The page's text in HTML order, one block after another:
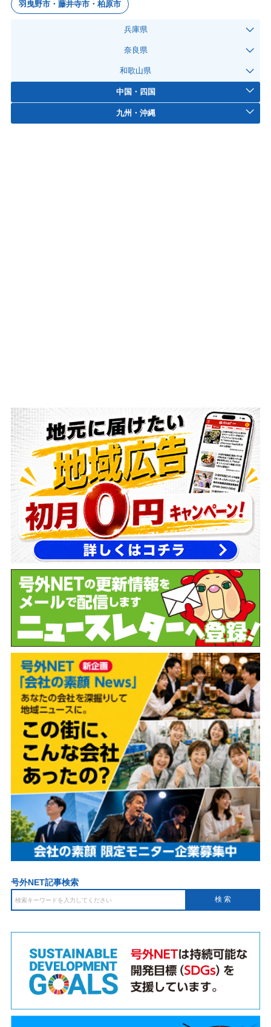
羽曳野市・藤井寺市・柏原市
兵庫県
奈良県
和歌山県
中国・四国
九州・沖縄
号外NET記事検索